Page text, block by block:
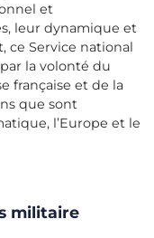
et
leur dynamique et
ce Service national
la volonté du
française et de la
que sont
l’Europe et le
militaire